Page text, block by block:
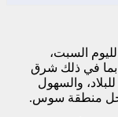
لليوم السبت،
بما في ذلك شرق
والسهول
منطقة سوس.